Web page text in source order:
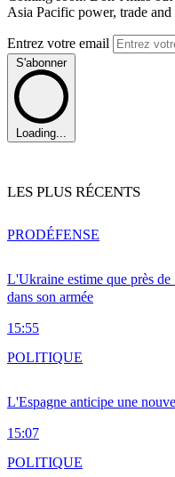
Asia Pacific power, trade and
Entrez votre email
S'abonner
Loading...
LES PLUS RÉCENTS
L'Ukraine estime que près
dans son armée
15:55
PRODÉFENSE
L'Espagne anticipe une
15:07
POLITIQUE
POLITIQUE